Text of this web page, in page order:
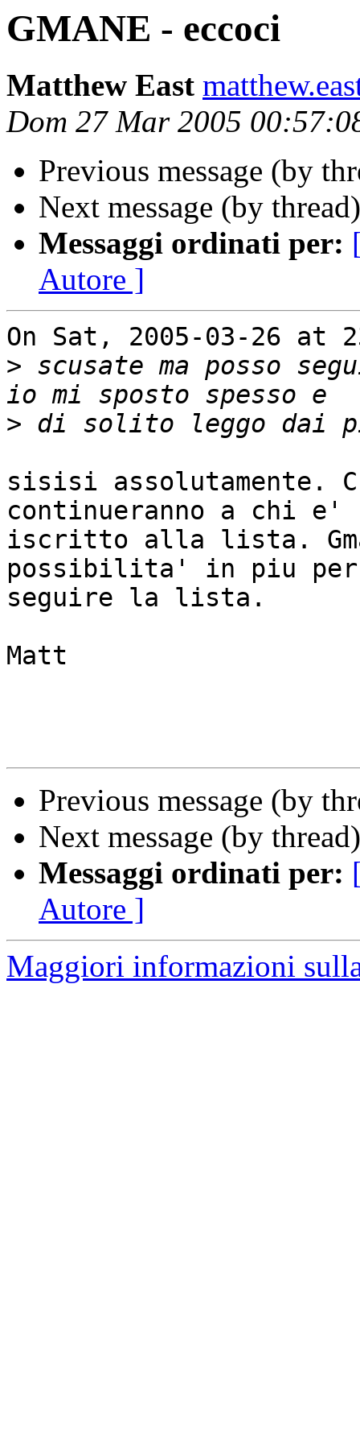
GMANE - eccoci
Matthew East
Dom 27 Mar 2005
Previous message (by
Next message (by
Messaggi ordinati per:
Autore ]
On Sat, 2005-03-26 at
> scusate ma posso
>
sisisi assolutamente.
continueranno a chi e'
iscritto alla lista.
possibilita' in piu per
seguire la lista.
Matt
Previous message (by
Next message (by
Messaggi ordinati per:
Autore ]
Maggiori informazioni